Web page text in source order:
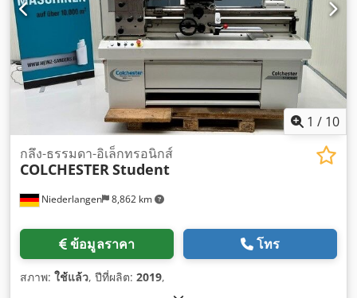
1 / 10
Niederlangen 8,862 km
กลึง-ธรรมดา-อิเล็กทรอนิกส์
COLCHESTERStudent
ข้อมูลราคา โทร
สภาพ: ใช้แล้ว, ปีที่ผลิต: 2019,